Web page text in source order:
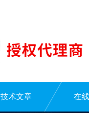
技术文章 在